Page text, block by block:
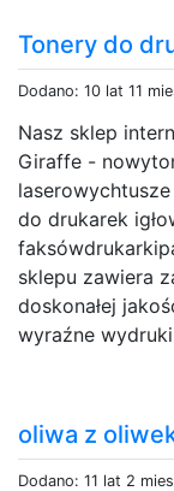
Tonery do
Dodano: 10 lat 11
Nasz sklep
Giraffe -
do drukarek
sklepu zawiera
doskonałej
wyraźne
oliwa z
Dodano: 11 lat 2